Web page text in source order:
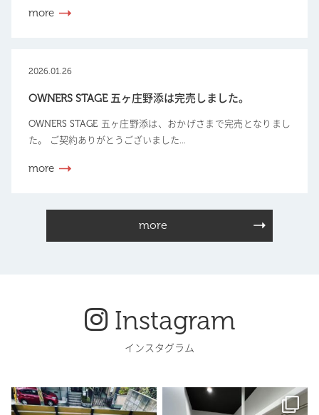
more
2026.01.26
OWNERS STAGE 五ヶ庄野添は完売しました。
OWNERS STAGE 五ヶ庄野添は、おかげさまで完売となりまし
た。 ご契約ありがとうございました...
more
more
Instagram
インスタグラム